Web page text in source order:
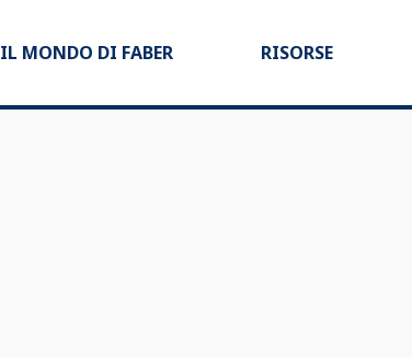
IL MONDO DI FABER RISORSE